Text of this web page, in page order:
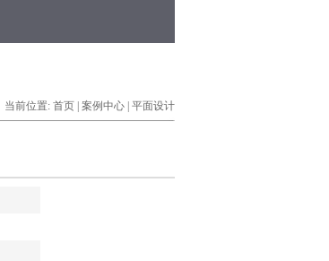
当前位置: 首页 案例中心 | 平面设计